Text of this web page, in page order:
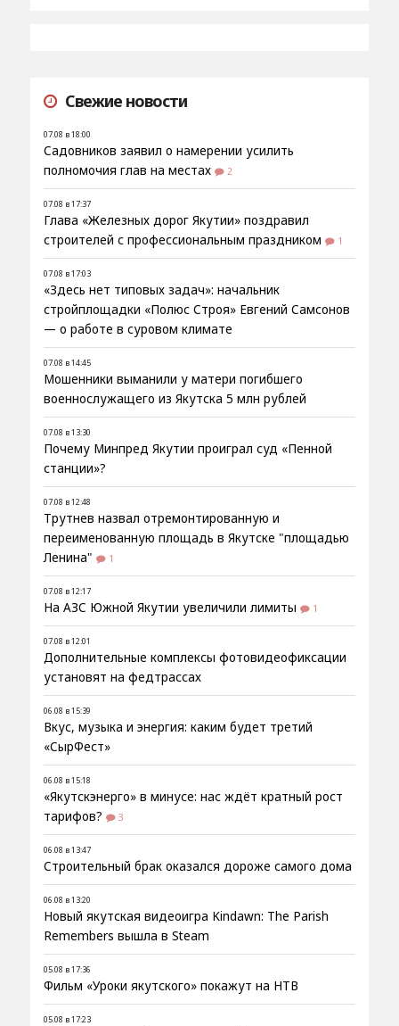
Свежие новости
07.08 в 18:00
Садовников заявил о намерении усилить
полномочия глав на местах
2
07.08 в 17:37
Глава «Железных дорог Якутии» поздравил
строителей с профессиональным праздником
1
07.08 в 17:03
«Здесь нет типовых задач»: начальник
стройплощадки «Полюс Строя» Евгений Самсонов
— о работе в суровом климате
07.08 в 14:45
Мошенники выманили у матери погибшего
военнослужащего из Якутска 5 млн рублей
07.08 в 13:30
Почему Минпред Якутии проиграл суд «Пенной
станции»?
07.08 в 12:48
Трутнев назвал отремонтированную и
переименованную площадь в Якутске "площадью
Ленина"
1
07.08 в 12:17
На АЗС Южной Якутии увеличили лимиты 1
07.08 в 12:01
Дополнительные комплексы фотовидеофиксации
установят на федтрассах
06.08 в 15:39
Вкус, музыка и энергия: каким будет третий
«СырФест»
06.08 в 15:18
«Якутскэнерго» в минусе: нас ждёт кратный рост
тарифов?
3
06.08 в 13:47
Строительный брак оказался дороже самого дома
06.08 в 13:20
Новый якутская видеоигра Kindawn: The Parish
Remembers вышла в Steam
05.08 в 17:36
Фильм «Уроки якутского» покажут на НТВ
05.08 в 17:23